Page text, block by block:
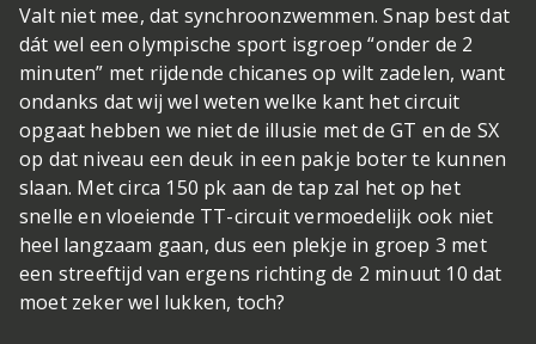
Valt niet mee, dat synchroonzwemmen. Snap best dat
dát wel een olympische sport isgroep “onder de 2
minuten” met rijdende chicanes op wilt zadelen, want
ondanks dat wij wel weten welke kant het circuit
opgaat hebben we niet de illusie met de GT en de SX
op dat niveau een deuk in een pakje boter te kunnen
slaan. Met circa 150 pk aan de tap zal het op het
snelle en vloeiende TT-circuit vermoedelijk ook niet
heel langzaam gaan, dus een plekje in groep 3 met
een streeftijd van ergens richting de 2 minuut 10 dat
moet zeker wel lukken, toch?